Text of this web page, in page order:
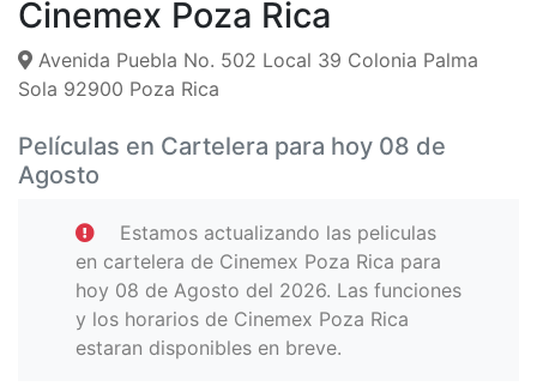
Cinemex Poza Rica
Avenida Puebla No. 502 Local 39 Colonia Palma
Sola 92900 Poza Rica
Películas en Cartelera para hoy 08 de
Agosto
Estamos actualizando las peliculas
en cartelera de Cinemex Poza Rica para
hoy 08 de Agosto del 2026. Las funciones
y los horarios de Cinemex Poza Rica
estaran disponibles en breve.